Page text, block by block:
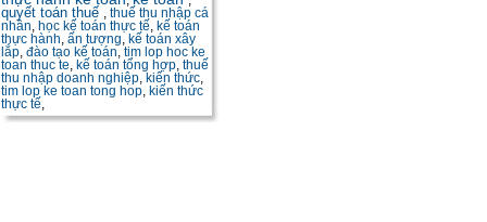
quyết toán thuế , thuế thu nhập cá
nhân, học kế toán thực tế, kế toán
thực hành, ấn tượng, kế toán xây
lắp, đào tạo kế toán, tim lop hoc ke
toan thuc te, kế toán tổng hợp, thuế
thu nhập doanh nghiệp, kiến thức,
tim lop ke toan tong hop, kiến thức
thực tế,